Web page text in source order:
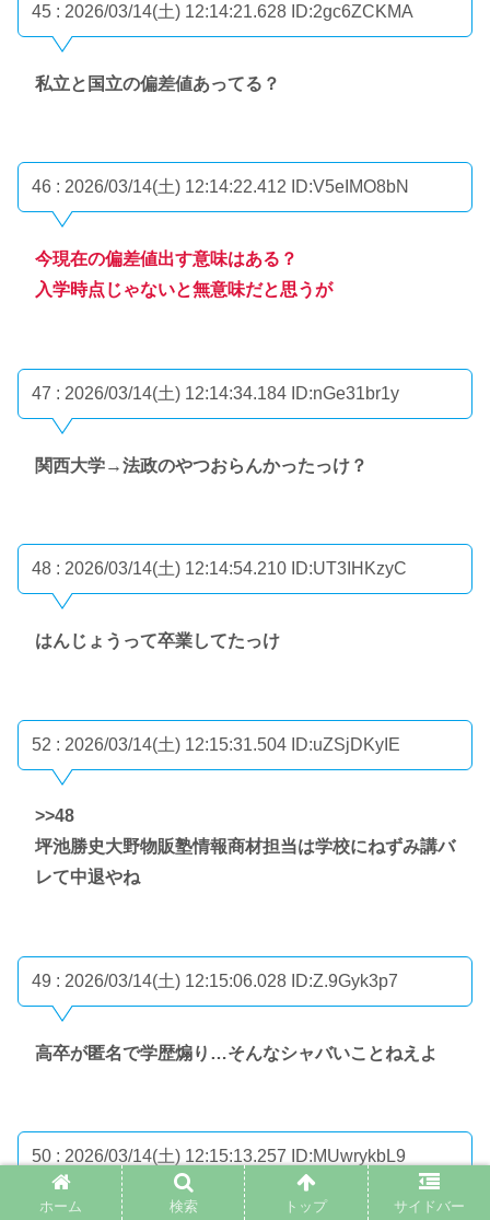
45 : 2026/03/14(土) 12:14:21.628 ID:2gc6ZCKMA
私立と国立の偏差値あってる？
46 : 2026/03/14(土) 12:14:22.412 ID:V5eIMO8bN
今現在の偏差値出す意味はある？
入学時点じゃないと無意味だと思うが
47 : 2026/03/14(土) 12:14:34.184 ID:nGe31br1y
関西大学→法政のやつおらんかったっけ？
48 : 2026/03/14(土) 12:14:54.210 ID:UT3IHKzyC
はんじょうって卒業してたっけ
52 : 2026/03/14(土) 12:15:31.504 ID:uZSjDKyIE
>>48
坪池勝史大野物販塾情報商材担当は学校にねずみ講バ
レて中退やね
49 : 2026/03/14(土) 12:15:06.028 ID:Z.9Gyk3p7
高卒が匿名で学歴煽り…そんなシャバいことねえよ
50 : 2026/03/14(土) 12:15:13.257 ID:MUwrykbL9
ホーム 検索 トップ サイドバー